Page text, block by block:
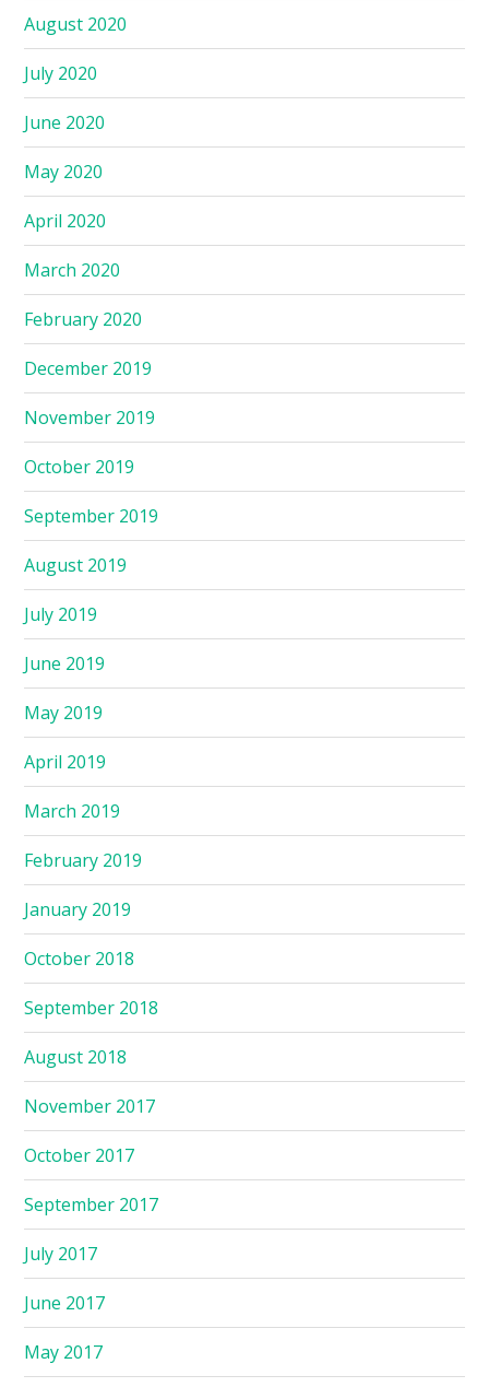
August 2020
July 2020
June 2020
May 2020
April 2020
March 2020
February 2020
December 2019
November 2019
October 2019
September 2019
August 2019
July 2019
June 2019
May 2019
April 2019
March 2019
February 2019
January 2019
October 2018
September 2018
August 2018
November 2017
October 2017
September 2017
July 2017
June 2017
May 2017